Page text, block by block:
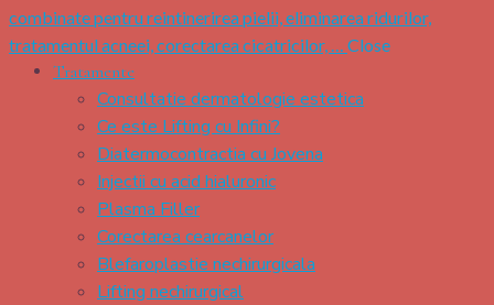
combinate pentru reintinerirea pielii, eliminarea ridurilor,
tratamentul acneei, corectarea cicatricilor, …
Close
Tratamente
Consultatie dermatologie estetica
Ce este Lifting cu Infini?
Diatermocontractia cu Jovena
Injectii cu acid hialuronic
Plasma Filler
Corectarea cearcanelor
Blefaroplastie nechirurgicala
Lifting nechirurgical